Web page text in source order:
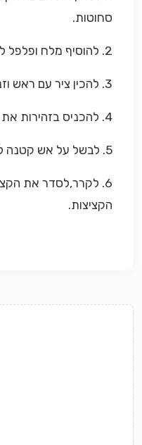
סחוטות.
2. להוסיף מלח ופלפל לבן.
3. להכין ציר עם ראש וזנב הדג,עלה סלרי ובצל.
4. להכניס בזהירות את הקציצות.
5. לבשל על אש קטנה לפחות שעתיים.
6. לקרר,לסדר את
הקציצות.